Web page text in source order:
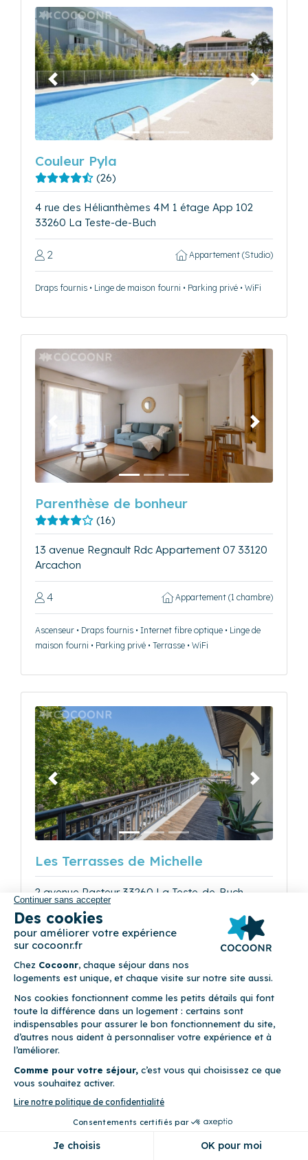
Précédent Suivant
Couleur Pyla
(26)
4 rue des Hélianthèmes 4M 1 étage App 102
33260 La Teste-de-Buch
2 Appartement (Studio)
Draps fournis • Linge de maison fourni • Parking privé • WiFi
Précédent Suivant
Parenthèse de bonheur
(16)
13 avenue Regnault Rdc Appartement 07 33120
Arcachon
4 Appartement (1 chambre)
Ascenseur • Draps fournis • Internet fibre optique • Linge de
maison fourni • Parking privé • Terrasse • WiFi
Précédent Suivant
Les Terrasses de Michelle
2 avenue Pasteur 33260 La Teste-de-Buch
4 Appartement (2 chambres)
Linge de maison fourni • WiFi